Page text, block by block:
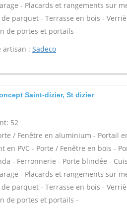
- Placards et rangements sur
de parquet - Terrasse en bois -
de portes et portails -
artisan : Sadeco
Saint-dizier, St dizier
52
/ Fenêtre en aluminium - Portail
en PVC - Porte / Fenêtre en bois -
- Ferronnerie - Porte blindée -
- Placards et rangements sur
de parquet - Terrasse en bois -
de portes et portails -